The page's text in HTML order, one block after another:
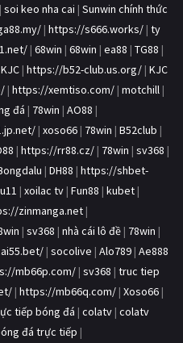
| soi keo nha cai | Sunwin chính thức
| https://s666.works/ | ty
| 68win | 68win | ea88 | TG88 |
KJC | https://b52-club.us.org/ | KJC
| https://xemtiso.com/ | motchill |
đá | 78win | AO88 |
| xoso66 | 78win | B52club |
| https://rr88.cz/ | 78win | sv368 |
| DH88 | https://shbet-
| xoilac tv | Fun88 | kubet |
zinmanga.net |
| sv368 | nhà cái lô đề | 78win |
| socolive | Alo789 | Ae888
mb66p.com/ | sv368 | truc tiep
| https://mb66q.com/ | Xoso66 |
tiếp bóng đá | colatv | colatv
đá trực tiếp |